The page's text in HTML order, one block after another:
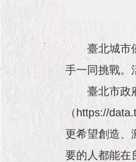
臺北城市儀
手一同挑戰。
臺北市政府
（https://
更希望創造、
要的人都能在